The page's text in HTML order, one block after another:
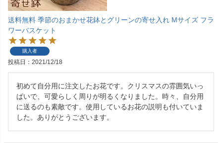
送料無料 季節のおまかせ花鉢とグリーンの寄せ入れ Mサイズ フラ
ワーバスケット
購入者
投稿日 2021/12/18
初めて自分用に注文したお花です。クリスマスの雰囲気いっ
ぱいで、可愛らしく周りが明るくなりました。時々、自分用
に送るのも素敵です。使用しているお花の説明も付いていま
した。ありがとうございます。